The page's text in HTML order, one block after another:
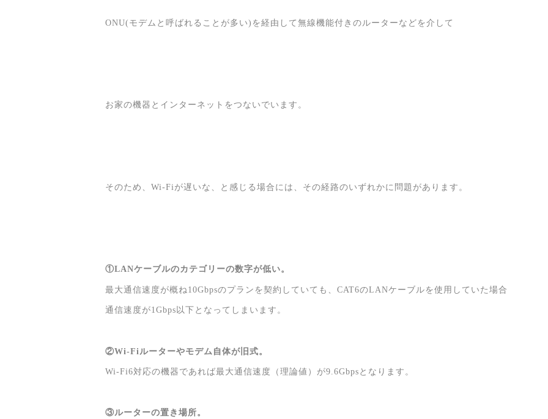
ONU(モデムと呼ばれることが多い)を経由して無線機能付きのルーターなどを介して
お家の機器とインターネットをつないでいます。
そのため、Wi-Fiが遅いな、と感じる場合には、その経路のいずれかに問題があります。
①LANケーブルのカテゴリーの数字が低い。
最大通信速度が概ね10Gbpsのプランを契約していても、CAT6のLANケーブルを使用していた場合
通信速度が1Gbps以下となってしまいます。
②Wi-Fiルーターやモデム自体が旧式。
Wi-Fi6対応の機器であれば最大通信速度（理論値）が9.6Gbpsとなります。
③ルーターの置き場所。